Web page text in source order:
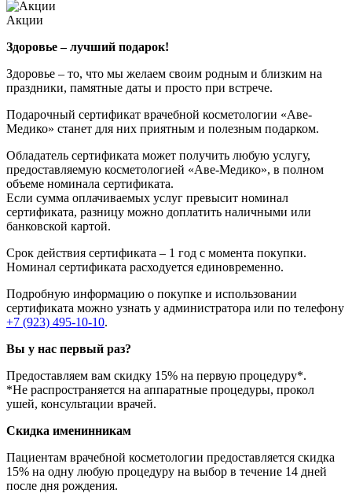
Акции
Здоровье – лучший подарок!
Здоровье – то, что мы желаем своим родным и близким на
праздники, памятные даты и просто при встрече.
Подарочный сертификат врачебной косметологии «Аве-
Медико» станет для них приятным и полезным подарком.
Обладатель сертификата может получить любую услугу,
предоставляемую косметологией «Аве-Медико», в полном
объеме номинала сертификата.
Если сумма оплачиваемых услуг превысит номинал
сертификата, разницу можно доплатить наличными или
банковской картой.
Срок действия сертификата – 1 год с момента покупки.
Номинал сертификата расходуется единовременно.
Подробную информацию о покупке и использовании
сертификата можно узнать у администратора или по телефону
+7 (923) 495-10-10.
Вы у нас первый раз?
Предоставляем вам скидку 15% на первую процедуру*.
*Не распространяется на аппаратные процедуры, прокол
ушей, консультации врачей.
Скидка именинникам
Пациентам врачебной косметологии предоставляется скидка
15% на одну любую процедуру на выбор в течение 14 дней
после дня рождения.